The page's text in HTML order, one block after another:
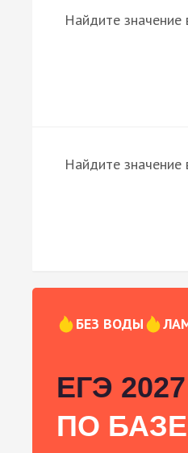
Найдите значение
Найдите значение
БЕЗ ВОДЫ
ЕГЭ
ПО БАЗЕ